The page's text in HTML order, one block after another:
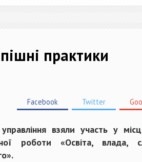
практики
Facebook Twitter
взяли участь у
роботи «Освіта, влада,